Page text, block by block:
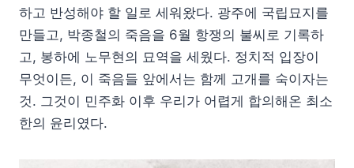
하고 반성해야 할 일로 세워왔다. 광주에 국립묘지를
만들고, 박종철의 죽음을 6월 항쟁의 불씨로 기록하
고, 봉하에 노무현의 묘역을 세웠다. 정치적 입장이
무엇이든, 이 죽음들 앞에서는 함께 고개를 숙이자는
것. 그것이 민주화 이후 우리가 어렵게 합의해온 최소
한의 윤리였다.